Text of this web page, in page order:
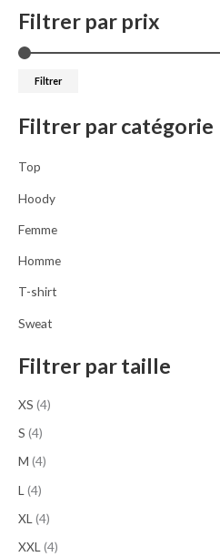
c
e
h
e
u
r
Filtrer par prix
Filtrer
Filtrer par catégorie
Top
Hoody
Femme
Homme
T-shirt
Sweat
Filtrer par taille
XS (4)
S (4)
M (4)
L (4)
XL (4)
XXL (4)